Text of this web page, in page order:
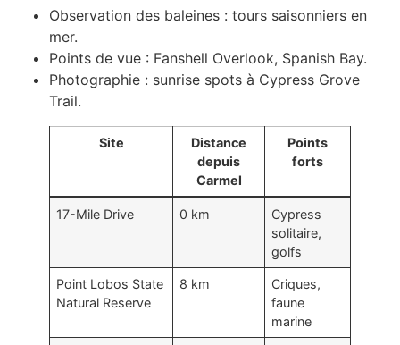
Observation des baleines : tours saisonniers en
mer.
Points de vue : Fanshell Overlook, Spanish Bay.
Photographie : sunrise spots à Cypress Grove
Trail.
Site
Distance
depuis
Carmel
Points
forts
17-Mile Drive 0 km
Cypress
solitaire,
golfs
Point Lobos State
Natural Reserve
8 km
Criques,
faune
marine